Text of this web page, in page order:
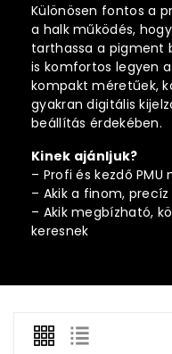
i
ó
:
Különösen fontos a
a halk működés,
tarthassa a pigment
is komfortos legyen
kompakt méretűek,
gyakran digitális
beállítás érdekében.
Kinek ajánljuk?
– Profi és kezdő PMU
– Akik a finom,
– Akik megbízható,
keresnek